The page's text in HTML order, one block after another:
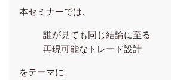
本セミナーでは、
誰が見ても同じ結論に至る
再現可能なトレード設計
をテーマに、